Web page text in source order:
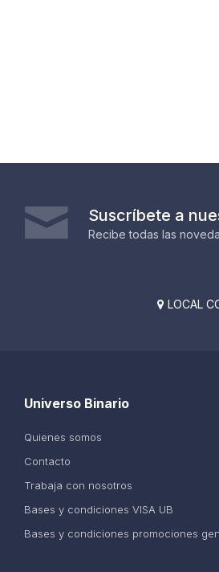
Suscríbete a
Recibe todas las
 LOCAL
Universo Binario
Quienes somos
Contacto
Trabaja con nosotros
Bases y condiciones VISA UB
Bases y condiciones promociones